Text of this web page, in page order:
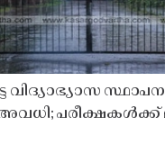
വിദ്യാഭ്യാസ
പരീക്ഷകൾക്ക്